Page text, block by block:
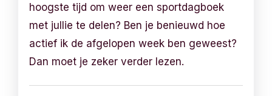
hoogste tijd om weer een sportdagboek
met jullie te delen? Ben je benieuwd hoe
actief ik de afgelopen week ben geweest?
Dan moet je zeker verder lezen.